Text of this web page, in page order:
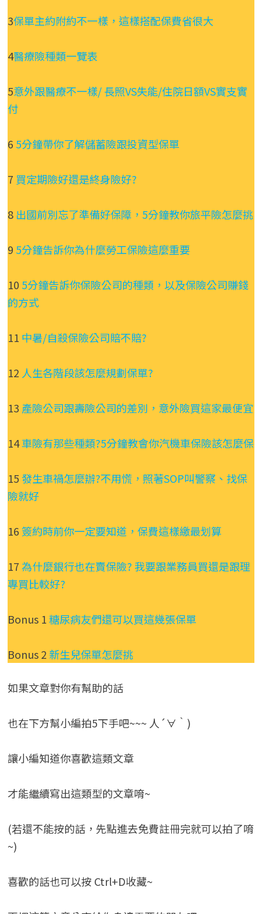
3保單主約附約不一樣，這樣搭配保費省很大
4醫療險種類一覽表
5意外跟醫療不一樣/ 長照VS失能/住院日額VS實支實
付
6 5分鐘帶你了解儲蓄險跟投資型保單
7 買定期險好還是終身險好?
8出國前別忘了準備好保障，5分鐘教你旅平險怎麼挑
9 5分鐘告訴你為什麼勞工保險這麼重要
10 5分鐘告訴你保險公司的種類，以及保險公司賺錢
的方式
11 中暑/自殺保險公司賠不賠?
12 人生各階段該怎麼規劃保單?
13 產險公司跟壽險公司的差別，意外險買這家最便宜
14車險有那些種類?5分鐘教會你汽機車保險該怎麼保
15發生車禍怎麼辦?不用慌，照著SOP叫警察、找保
險就好
16簽約時前你一定要知道，保費這樣繳最划算
17為什麼銀行也在賣保險? 我要跟業務員買還是跟理
專買比較好?
Bonus 1糖尿病友們還可以買這幾張保單
Bonus 2新生兒保單怎麼挑
如果文章對你有幫助的話
也在下方幫小編拍5下手吧~~~ 人´∀｀)
讓小編知道你喜歡這類文章
才能繼續寫出這類型的文章唷~
(若還不能按的話，先點進去免費註冊完就可以拍了唷
~)
喜歡的話也可以按 Ctrl+D收藏~